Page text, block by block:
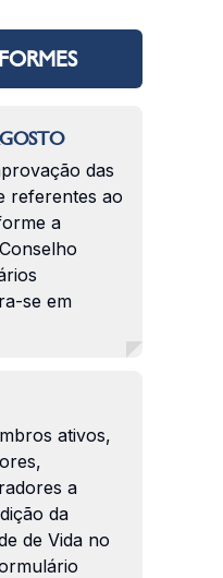
das
referentes ao
a
se em
ativos,
a
da
de Vida no